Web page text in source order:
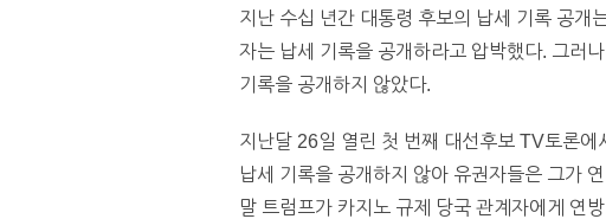
지난 수십 년간 대통령 후보의 납세 기록 공개
자는 납세 기록을 공개하라고 압박했다. 그러
기록을 공개하지 않았다.
지난달 26일 열린 첫 번째 대선후보 TV토론
납세 기록을 공개하지 않아 유권자들은 그가
말 트럼프가 카지노 규제 당국 관계자에게 연